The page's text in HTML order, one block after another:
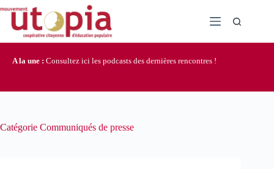
contenu
A la une : Consultez ici les podcasts des dernières rencontres !
Catégorie Communiqués de presse